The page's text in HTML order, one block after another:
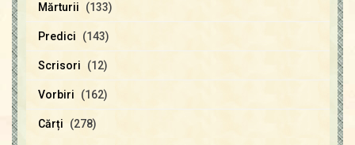
Mărturii (133)
Predici (143)
Scrisori (12)
Vorbiri (162)
Cărți (278)